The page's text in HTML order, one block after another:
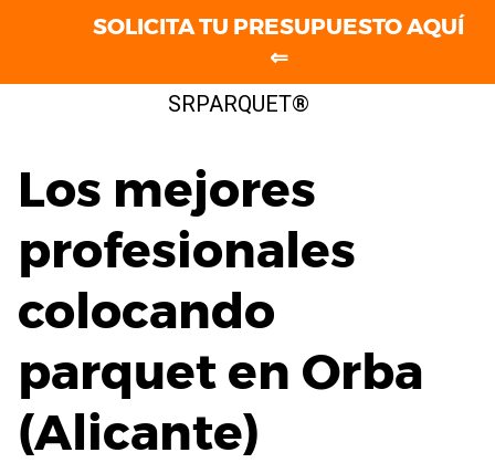
SRPARQUET®
Los mejores
profesionales
colocando
parquet en Orba
(Alicante)
SOLICITA TU PRESUPUESTO AQUÍ
⇐